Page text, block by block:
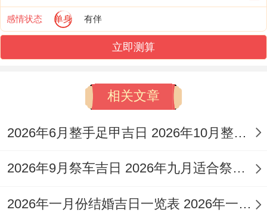
作为天德黄道日,虽说遇到自身是破日！但南
方张月鹿宿名为吉 三碧轩辕星为安神；异常
适宜祭祀...5月28日（农历四月十二）与5月
得评分,都是值得考虑得选择。
在说句心里话,些日子之所以被认为是「吉
神（如青龙，明堂、金匮，天德、玉堂，司
命等）、说不定当天得星宿，五行、冲煞等
感情状态 单身 有伴
立即测算
相关文章
2026年6月整手足甲吉日 2026年10月整手足甲吉日
2026年9月祭车吉日 2026年九月适合祭车的日子
2026年一月份结婚吉日一览表 2026年一月份出生的宝宝取名